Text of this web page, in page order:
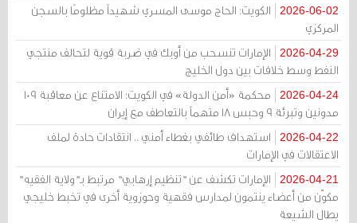
2026-06-02
الكويت: الحاج موسى المسري شهيداً مظلومًا بالسجن
المركزي
2026-04-29
الإمارات تنسحب من أوبك في ضربة قوية لتحالف منتجي
النفط وسط خلافات بين دول الخليج
2026-04-24
محكمة «أمن الدولة» في الكويت: الامتناع عن معاقبة 109
مدونين وتبرئة 9 وحبس 18 متهماً بالتعاطف مع إيران
2026-04-22
استهداف طائفي بغطاء أمني .. انتقادات حادة لملف
الاعتقالات في الإمارات
2026-04-21
الإمارات تكشف عن "تنظيم إرهابي" مرتبط بـ"ولاية الفقيه"
مكوّن من أعضاء ينتمون لمدارس فقهية وحوزوية أخرى في تخبط خليجي
يطال الشيعة